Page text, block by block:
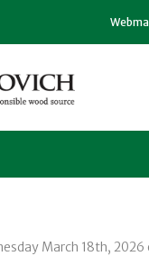
March 18th, 2026